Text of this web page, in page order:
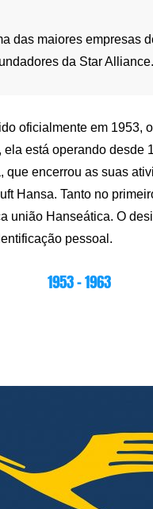
das maiores empresas
da Star Alliance.
oficialmente em 1953,
está operando desde
que encerrou as suas
Hansa. Tanto no
união Hanseática. O
pessoal.
1953 – 1963